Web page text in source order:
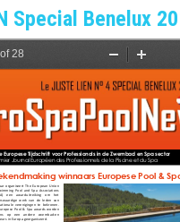
Special Benelux